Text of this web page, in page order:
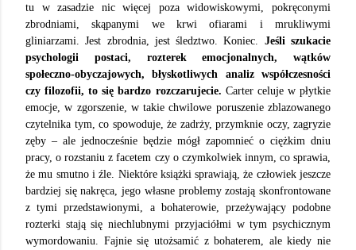
tu w zasadzie nic więcej poza widowiskowymi, pokręconymi
zbrodniami, skąpanymi we krwi ofiarami i mrukliwymi
gliniarzami. Jest zbrodnia, jest śledztwo. Koniec. Jeśli szukacie
psychologii postaci, rozterek emocjonalnych, wątków
społeczno-obyczajowych, błyskotliwych analiz współczesności
czy filozofii, to się bardzo rozczarujecie. Carter celuje w płytkie
emocje, w zgorszenie, w takie chwilowe poruszenie zblazowanego
czytelnika tym, co spowoduje, że zadrży, przymknie oczy, zagryzie
zęby – ale jednocześnie będzie mógł zapomnieć o ciężkim dniu
pracy, o rozstaniu z facetem czy o czymkolwiek innym, co sprawia,
że mu smutno i źle. Niektóre książki sprawiają, że człowiek jeszcze
bardziej się nakręca, jego własne problemy zostają skonfrontowane
z tymi przedstawionymi, a bohaterowie, przeżywający podobne
rozterki stają się niechlubnymi przyjaciółmi w tym psychicznym
wymordowaniu. Fajnie się utożsamić z bohaterem, ale kiedy nie